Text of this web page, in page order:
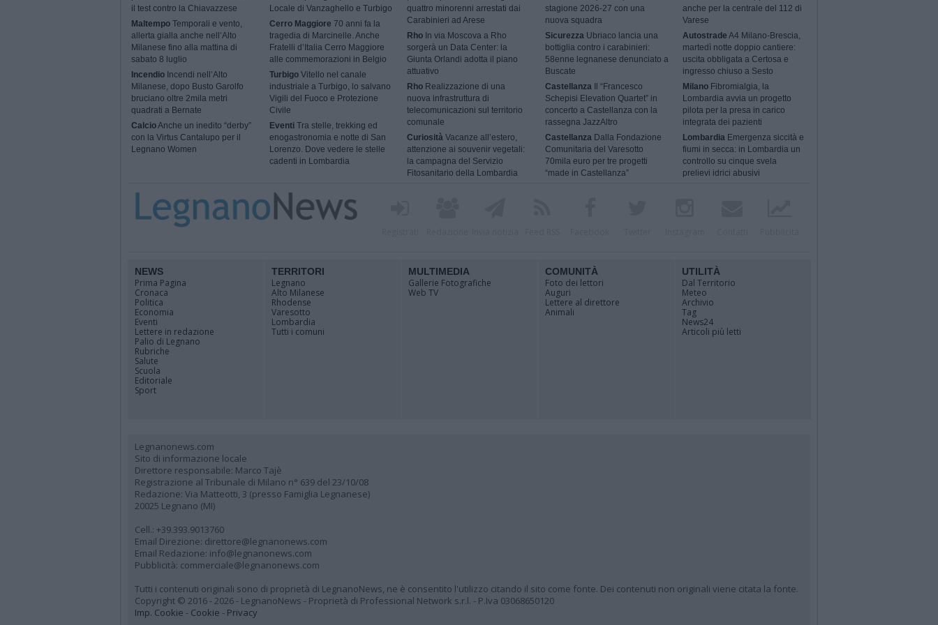
il test contro la Chiavazzese
Maltempo Temporali e vento,
allerta gialla anche nell’Alto
Milanese fino alla mattina di
sabato 8 luglio
Incendio Incendi nell’Alto
Milanese, dopo Busto Garolfo
bruciano oltre 2mila metri
quadrati a Bernate
CalcioAnche un inedito “derby”
con la Virtus Cantalupo per il
Legnano Women
Locale di Vanzaghello e Turbigo
Cerro Maggiore 70 anni fa la
tragedia di Marcinelle. Anche
Fratelli d’Italia Cerro Maggiore
alle commemorazioni in Belgio
TurbigoVitello nel canale
industriale a Turbigo, lo salvano
Vigili del Fuoco e Protezione
Civile
EventiTra stelle, trekking ed
enogastronomia e notte di San
Lorenzo. Dove vedere le stelle
cadenti in Lombardia
quattro minorenni arrestati dai
Carabinieri ad Arese
Rho In via Moscova a Rho
sorgerà un Data Center: la
Giunta Orlandi adotta il piano
attuativo
Rho Realizzazione di una
nuova infrastruttura di
telecomunicazioni sul territorio
comunale
Curiosità Vacanze all’estero,
attenzione ai souvenir vegetali:
la campagna del Servizio
Fitosanitario della Lombardia
stagione 2026-27 con una
nuova squadra
SicurezzaUbriaco lancia una
bottiglia contro i carabinieri:
58enne legnanese denunciato a
Buscate
CastellanzaIl “Francesco
Schepisi Elevation Quartet” in
concerto a Castellanza con la
rassegna JazzAltro
CastellanzaDalla Fondazione
Comunitaria del Varesotto
70mila euro per tre progetti
“made in Castellanza”
anche per la centrale del 112 di
Varese
Autostrade A4 Milano-Brescia,
martedì notte doppio cantiere:
uscita obbligata a Certosa e
ingresso chiuso a Sesto
Milano Fibromialgia, la
Lombardia avvia un progetto
pilota per la presa in carico
integrata dei pazienti
Lombardia Emergenza siccità e
fiumi in secca: in Lombardia un
controllo su cinque svela
prelievi idrici abusivi
NEWS
Prima Pagina
Cronaca
Politica
Economia
Eventi
Lettere in redazione
Palio di Legnano
Rubriche
Salute
Scuola
Editoriale
Sport
TERRITORI
Legnano
Alto Milanese
Rhodense
Varesotto
Lombardia
Tutti i comuni
MULTIMEDIA
Gallerie Fotografiche
Web TV
COMUNITÀ
Foto dei lettori
Auguri
Lettere al direttore
Animali
UTILITÀ
Dal Territorio
Meteo
Archivio
Tag
News24
Articoli più letti
Legnanonews.com
Sito di informazione locale
Direttore responsabile: Marco Tajè
Registrazione al Tribunale di Milano n° 639 del 23/10/08
Redazione: Via Matteotti, 3 (presso Famiglia Legnanese)
20025 Legnano (MI)
Cell.: +39.393.9013760
Email Direzione: direttore@legnanonews.com
Email Redazione: info@legnanonews.com
Pubblicità: commerciale@legnanonews.com
Tutti i contenuti originali sono di proprietà di LegnanoNews, ne è consentito l'utilizzo citando il sito come fonte. Dei contenuti non originali viene citata la fonte.
Copyright © 2016 - 2026 - LegnanoNews - Proprietà di Professional Network s.r.l. - P.Iva 03068650120
Imp. Cookie - Cookie - Privacy